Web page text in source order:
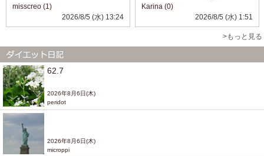
は 老化の症状に太刀打ちできない
ので このようなサプリメントは あ
りがたいですね。 インナーケアも
misscreo (1)
2026/8/5 (水) 13:24
て、持ち運びに便利な固形マウス
ウォッシュ。 外出先でも手軽に使
える、 新感覚のオーラルケアアイ
テムです。 K-POPアイドルもお
す...
Karina (0)
2026/8/5 (水) 1:51
>もっと見る
62.7
2026年8月6日(木)
peridot
2026年8月6日(木)
microppi